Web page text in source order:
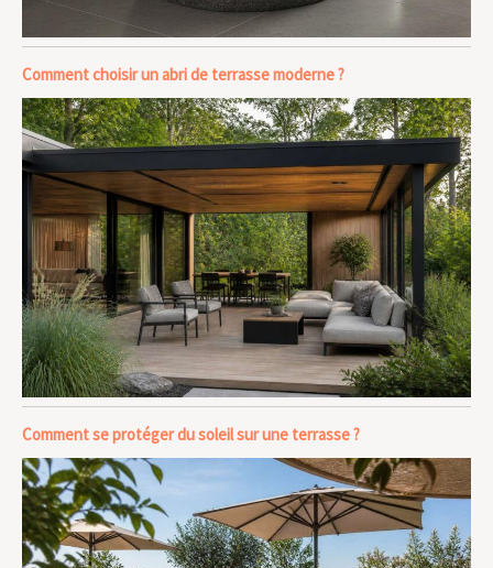
Comment choisir un abri de terrasse moderne ?
Comment se protéger du soleil sur une terrasse ?